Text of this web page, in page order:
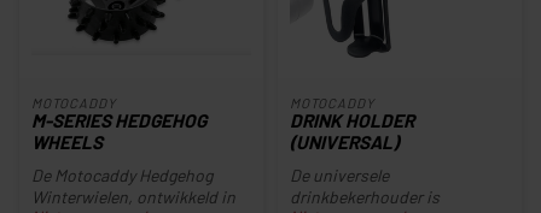
MOTOCADDY
M-SERIES HEDGEHOG
WHEELS
De Motocaddy Hedgehog
Winterwielen, ontwikkeld in
MOTOCADDY
DRINK HOLDER
(UNIVERSAL)
De universele
drinkbekerhouder is